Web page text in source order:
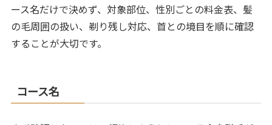
ース名だけで決めず、対象部位、性別ごとの料金表、髪
の毛周囲の扱い、剃り残し対応、首との境目を順に確認
することが大切です。
コース名